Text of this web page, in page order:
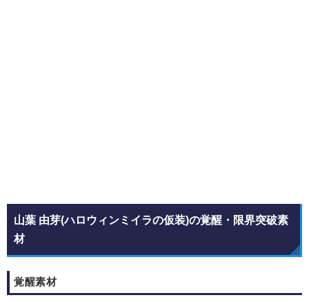
山葉 由芽(ハロウィンミイラの仮装)の覚醒・限界突破素
材
覚醒素材